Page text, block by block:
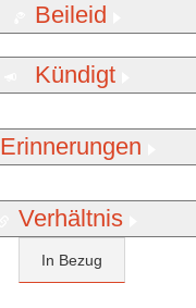
Beileid
Kündigt
Erinnerungen
Verhältnis
In Bezug